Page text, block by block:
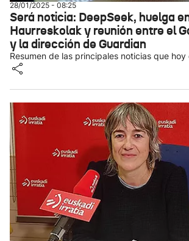
28/01/2025 - 08:25
Será noticia: DeepSeek, huelga
Haurreskolak y reunión entre el
y la dirección de Guardian
Resumen de las principales noticias que